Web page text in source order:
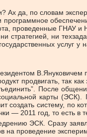
да, по словам
проведенные
стратегией, ни
услуг
продвигать, так
После
карты
создать систему, по
— 2011 год, то есть
ЭСК. Сразу
проведение